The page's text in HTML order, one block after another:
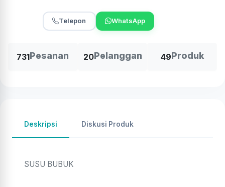
Telepon WhatsApp
731Pesanan 20Pelanggan 49Produk
Deskripsi Diskusi Produk
SUSU BUBUK